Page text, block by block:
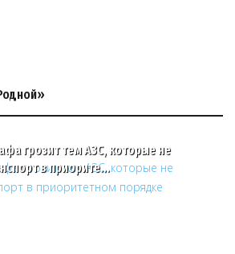
грозит тем АЗС, которые не
в приорите…